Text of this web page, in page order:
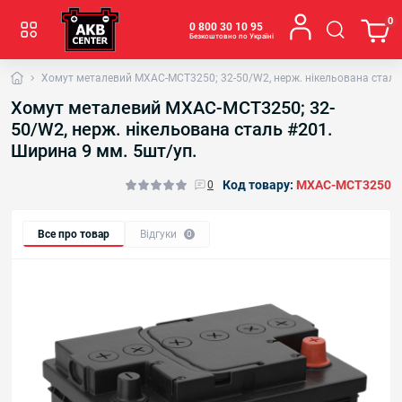
0 800 30 10 95
Безкоштовно по Україні
0
Хомут металевий MXAC-MCT3250; 32-50/W2, нерж. нікельована
Хомут металевий MXAC-MCT3250; 32-
50/W2, нерж. нікельована сталь #201.
Ширина 9 мм. 5шт/уп.
0 Код товару: MXAC-MCT3250
Все про товар Відгуки 0